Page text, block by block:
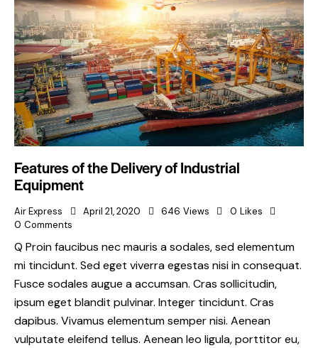
Features of the Delivery of Industrial
Equipment
Air Express April 21, 2020 646 Views 0 Likes
0 Comments
Q Proin faucibus nec mauris a sodales, sed elementum
mi tincidunt. Sed eget viverra egestas nisi in consequat.
Fusce sodales augue a accumsan. Cras sollicitudin,
ipsum eget blandit pulvinar. Integer tincidunt. Cras
dapibus. Vivamus elementum semper nisi. Aenean
vulputate eleifend tellus. Aenean leo ligula, porttitor eu,